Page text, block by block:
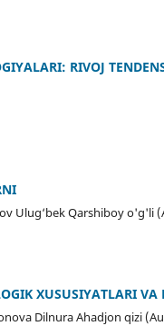
RIVOJ
Ulug‘bek Qarshiboy o'g'li
XUSUSIYATLARI
Dilnura Ahadjon qizi